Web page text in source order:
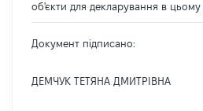
об'єкти для декларування в цьому
Документ підписано:
ДЕМЧУК ТЕТЯНА ДМИТРІВНА